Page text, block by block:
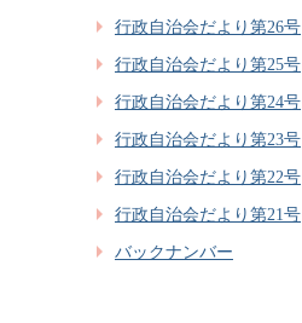
行政自治会だより第26号
行政自治会だより第25号
行政自治会だより第24号
行政自治会だより第23号
行政自治会だより第22号
行政自治会だより第21号
バックナンバー